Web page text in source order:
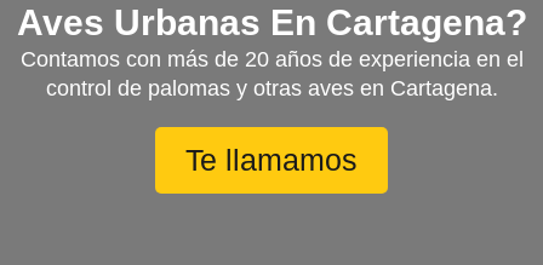
Aves Urbanas En Cartagena?
Contamos con más de 20 años de experiencia en el
control de palomas y otras aves en Cartagena.
Te llamamos